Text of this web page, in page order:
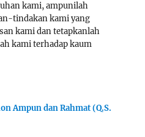
tindakan kami yang
kami dan tetapkanlah
kami terhadap kaum
Ampun dan Rahmat (Q.S.